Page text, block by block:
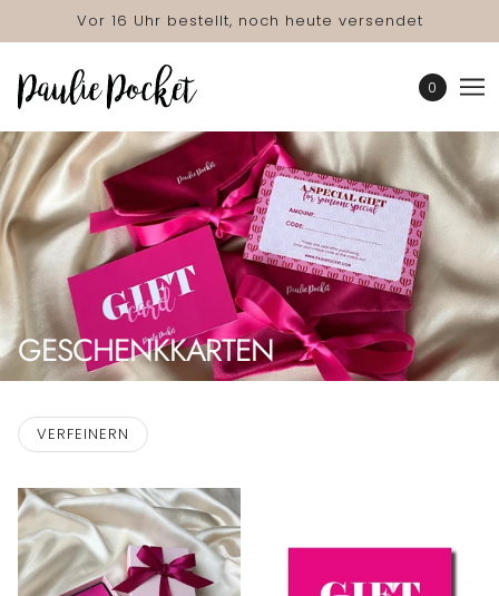
Vor 16 Uhr bestellt, noch heute versendet
0
GESCHENKKARTEN
VERFEINERN